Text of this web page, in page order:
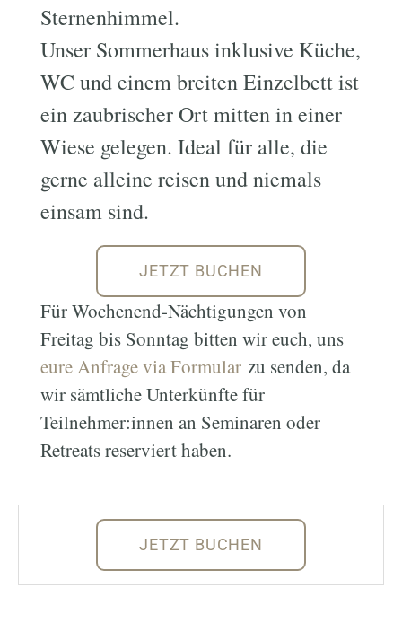
Sternenhimmel.
Unser Sommerhaus inklusive Küche,
WC und einem breiten Einzelbett ist
ein zaubrischer Ort mitten in einer
Wiese gelegen. Ideal für alle, die
gerne alleine reisen und niemals
einsam sind.
JETZT BUCHEN
Für Wochenend-Nächtigungen von
Freitag bis Sonntag bitten wir euch, uns
eure Anfrage via Formular zu senden, da
wir sämtliche Unterkünfte für
Teilnehmer:innen an Seminaren oder
Retreats reserviert haben.
JETZT BUCHEN